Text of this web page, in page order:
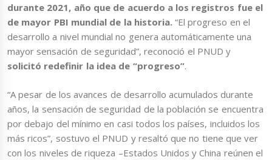
durante 2021, año que de acuerdo a los registros fue el
de mayor PBI mundial de la historia. “El progreso en el
desarrollo a nivel mundial no genera automáticamente una
mayor sensación de seguridad”, reconoció el PNUD y
solicitó redefinir la idea de “progreso”.
“A pesar de los avances de desarrollo acumulados durante
años, la sensación de seguridad de la población se encuentra
por debajo del mínimo en casi todos los países, incluidos los
más ricos”, sostuvo el PNUD y resaltó que no tiene que ver
con los niveles de riqueza –Estados Unidos y China reúnen el